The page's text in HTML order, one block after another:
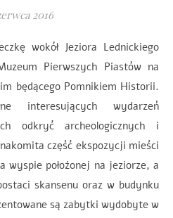
2016
wokół Jeziora Lednickiego
Pierwszych Piastów na
będącego Pomnikiem Historii.
interesujących wydarzeń
odkryć archeologicznych i
część ekspozycji mieści
wyspie położonej na jeziorze, a
skansenu oraz w budynku
są zabytki wydobyte w